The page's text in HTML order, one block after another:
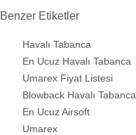
Benzer Etiketler
Havalı Tabanca
En Ucuz Havalı Tabanca
Umarex Fiyat Listesi
Blowback Havalı Tabanca
En Ucuz Airsoft
Umarex